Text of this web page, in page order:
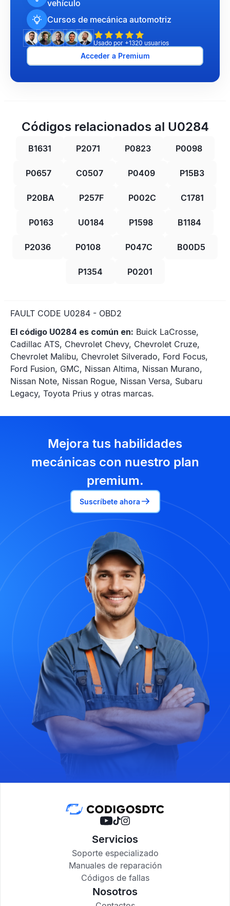
vehículo
Cursos de mecánica automotriz
Usado por +1320 usuarios
Acceder a Premium
Códigos relacionados al U0284
B1631 P2071 P0823 P0098
P0657 C0507 P0409 P15B3
P20BA P257F P002C C1781
P0163 U0184 P1598 B1184
P2036 P0108 P047C B00D5
P1354 P0201
FAULT CODE U0284 - OBD2
El código U0284 es común en: Buick LaCrosse,
Cadillac ATS, Chevrolet Chevy, Chevrolet Cruze,
Chevrolet Malibu, Chevrolet Silverado, Ford Focus,
Ford Fusion, GMC, Nissan Altima, Nissan Murano,
Nissan Note, Nissan Rogue, Nissan Versa, Subaru
Legacy, Toyota Prius y otras marcas.
Mejora tus habilidades
mecánicas con nuestro plan
premium.
Suscríbete ahora
Servicios
Soporte especializado
Manuales de reparación
Códigos de fallas
Nosotros